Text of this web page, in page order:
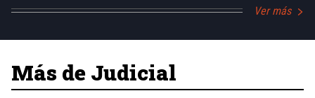
Ver más
Más de Judicial